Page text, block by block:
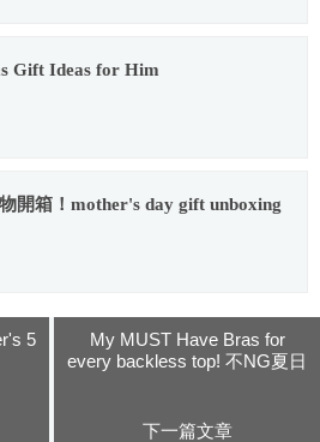
Gift Ideas for Him
開箱！mother's day gift unboxing
5
My MUST Have Bras for
every backless top! 不NG夏日
下一篇文章